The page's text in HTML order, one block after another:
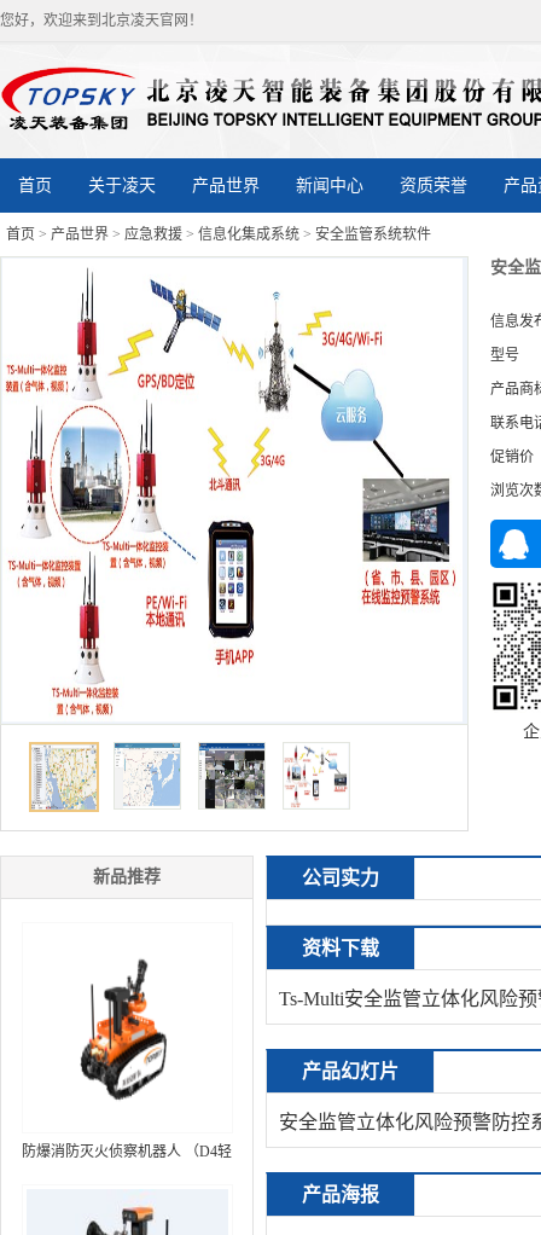
您好，欢迎来到北京凌天官网！
首页 关于凌天 产品世界 新闻中心 资质荣誉 产
首页 > 产品世界 > 应急救援 > 信息化集成系统 > 安全监管系统软件
安全
信息发
型号
产品商
联系电
促销价
浏览次
新品推荐
防爆消防灭火侦察机器人 （D4轻
公司实力
资料下载
Ts-Multi安全监管立体化风险
产品幻灯片
安全监管立体化风险预警防控
产品海报